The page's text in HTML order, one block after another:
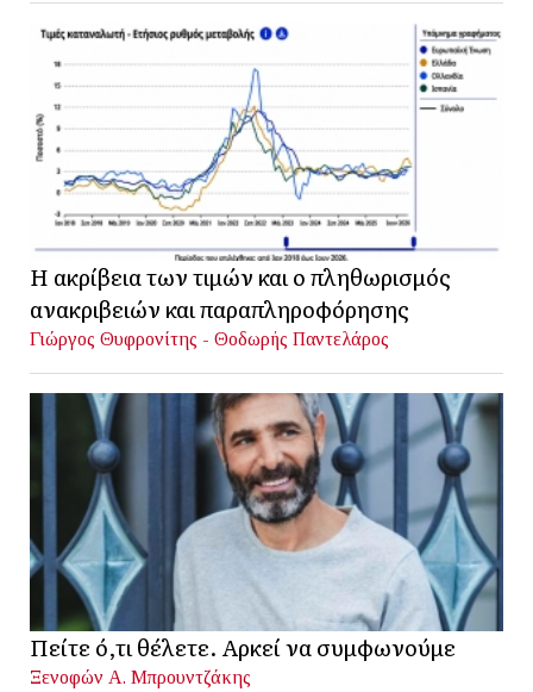
Η ακρίβεια των τιμών και ο πληθωρισμός
ανακριβειών και παραπληροφόρησης
Γιώργος Θυφρονίτης - Θοδωρής Παντελάρος
Πείτε ό,τι θέλετε. Αρκεί να συμφωνούμε
Ξενοφών Α. Μπρουντζάκης